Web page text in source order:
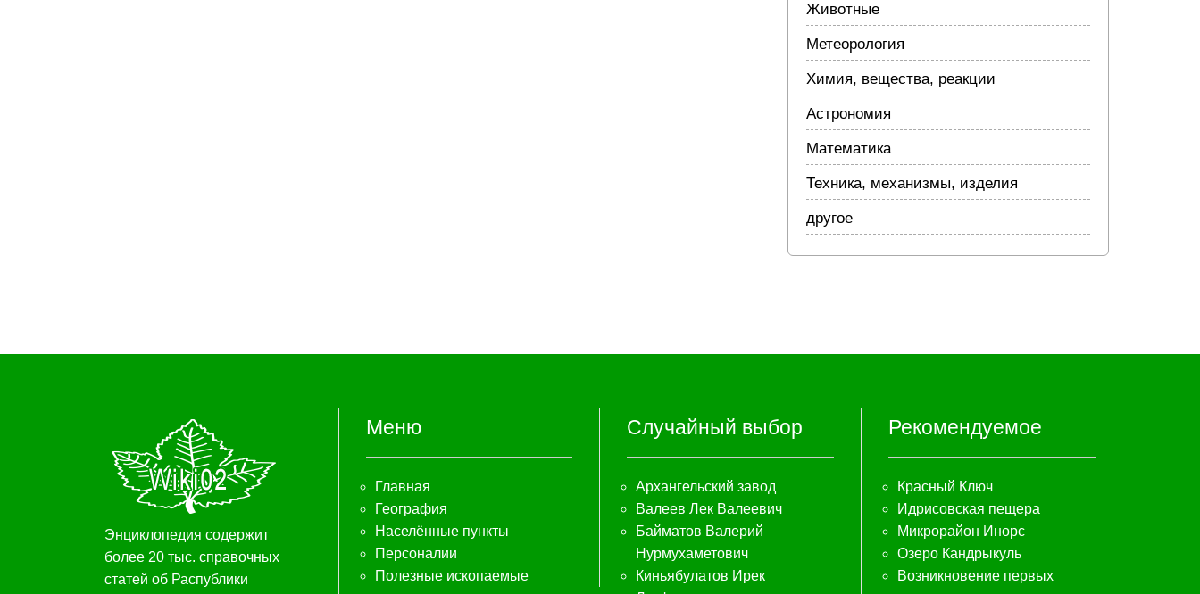
Животные
Метеорология
Химия, вещества, реакции
Астрономия
Математика
Техника, механизмы, изделия
другое
Энциклопедия содержит
более 20 тыс. справочных
статей об Распублики
Меню
Главная
География
Населённые пункты
Персоналии
Полезные ископаемые
Случайный выбор
Архангельский завод
Валеев Лек Валеевич
Байматов Валерий
Нурмухаметович
Киньябулатов Ирек
Рекомендуемое
Красный Ключ
Идрисовская пещера
Микрорайон Инорс
Озеро Кандрыкуль
Возникновение первых